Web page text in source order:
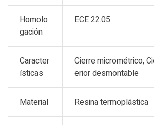
Homolo
gación
ECE 22.05
Caracter
ísticas
Cierre micrométrico,
erior desmontable
Material Resina termoplástica